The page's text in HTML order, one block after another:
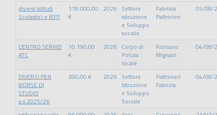
diversi Istituti
Scolastici e IEFP
118.000,00
€
2026 Settore
istruzione
e Sviluppo
sociale
Fabrizia
Paltrinieri
05/08/
CENTRO SERVIZI
ATC
10.190,00
€
2026 Corpo di
Polizia
locale
Romano
Mignani
04/08/
DIVERSI PER
BORSE DI
STUDIO
a.s.2025/26
200,00 € 2026 Settore
Istruzione
e Sviluppo
Sociale
Paltrinieri
Fabrizia
04/08/